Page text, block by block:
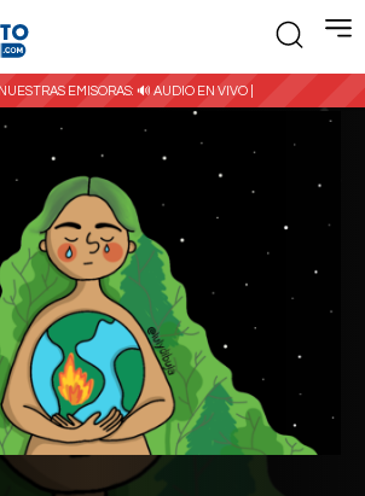
EMISORAS: 🔊 AUDIO EN VIVO |